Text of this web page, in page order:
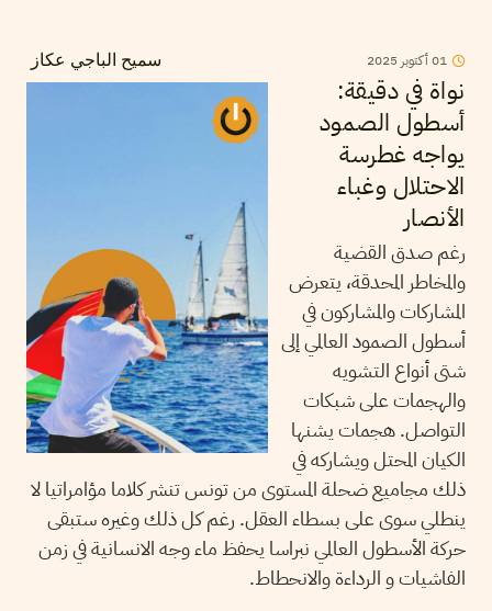
سميح الباجي عكاز 01أكتوبر 2025
نواة في دقيقة:
أسطول الصمود
يواجه غطرسة
الاحتلال وغباء
الأنصار
رغم صدق القضية
والمخاطر المحدقة، يتعرض
المشاركات والمشاركون في
أسطول الصمود العالمي إلى
شتى أنواع التشويه
والهجمات على شبكات
التواصل. هجمات يشنها
الكيان المحتل ويشاركه في
ذلك مجاميع ضحلة المستوى من تونس تنشر كلاما مؤامراتيا لا
ينطلي سوى على بسطاء العقل. رغم كل ذلك وغيره ستبقى
حركة الأسطول العالمي نبراسا يحفظ ماء وجه الانسانية في زمن
الفاشيات و الرداءة والانحطاط.